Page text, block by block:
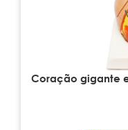
Coração gigante